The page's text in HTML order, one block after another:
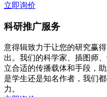
立即询价
科研推广服务
意得辑致力于让您的研究赢
出。我们的科学家、插图师
立合适的传播载体和手段，
是学生还是知名作者，我们
力。